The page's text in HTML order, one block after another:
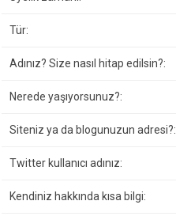
Tür:
Adınız? Size nasıl hitap edilsin?:
Nerede yaşıyorsunuz?:
Siteniz ya da blogunuzun adresi?:
Twitter kullanıcı adınız:
Kendiniz hakkında kısa bilgi: